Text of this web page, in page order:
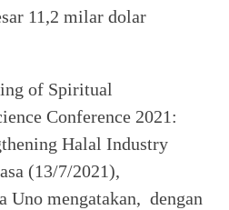
11,2 milar dolar
of Spiritual
Conference 2021:
Halal Industry
(13/7/2021),
Uno mengatakan, dengan